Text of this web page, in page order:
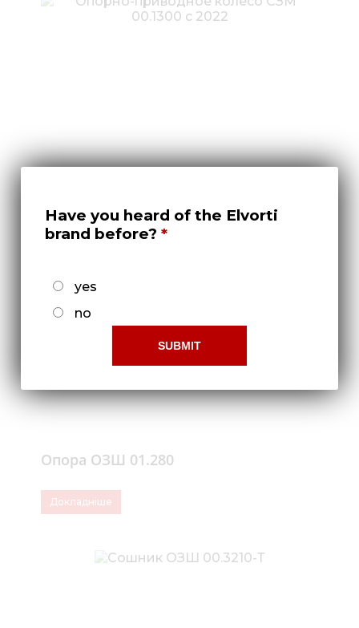
Докладніше
Опора ОЗШ 01.280
Докладніше
Have you heard of the Elvorti
brand before?
yes
no